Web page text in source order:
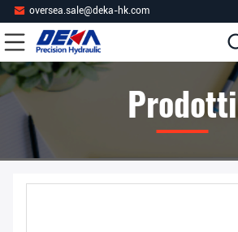
oversea.sale@deka-hk.com
Prodotti